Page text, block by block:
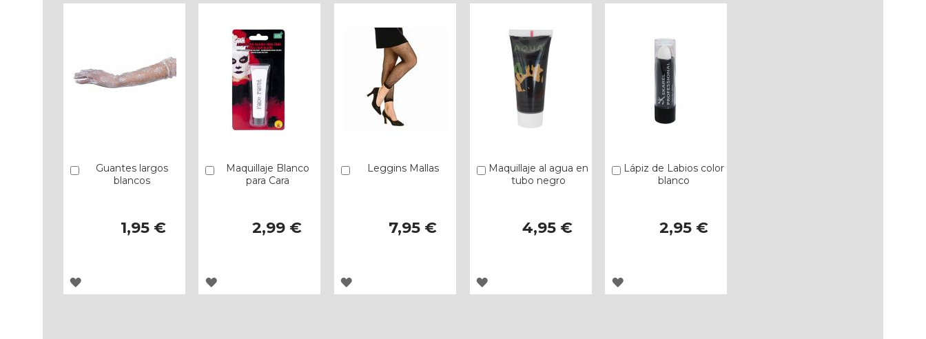
Guantes largos
blancos
1,95 €
Añadir
AGREGAR
Maquillaje Blanco
para Cara
2,99 €
Añadir
AGREGAR
Leggins Mallas
7,95 €
Añadir
AGREGAR
Maquillaje al agua en
tubo negro
4,95 €
Añadir
AGREGAR
Lápiz de Labios color
blanco
2,95 €
Añadir
AGREGAR